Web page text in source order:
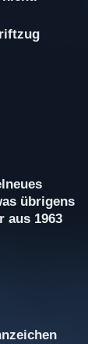
übrigens
aus 1963